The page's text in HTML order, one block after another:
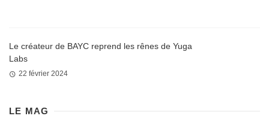
Le créateur de BAYC reprend les rênes de Yuga
Labs
22 février 2024
LE MAG